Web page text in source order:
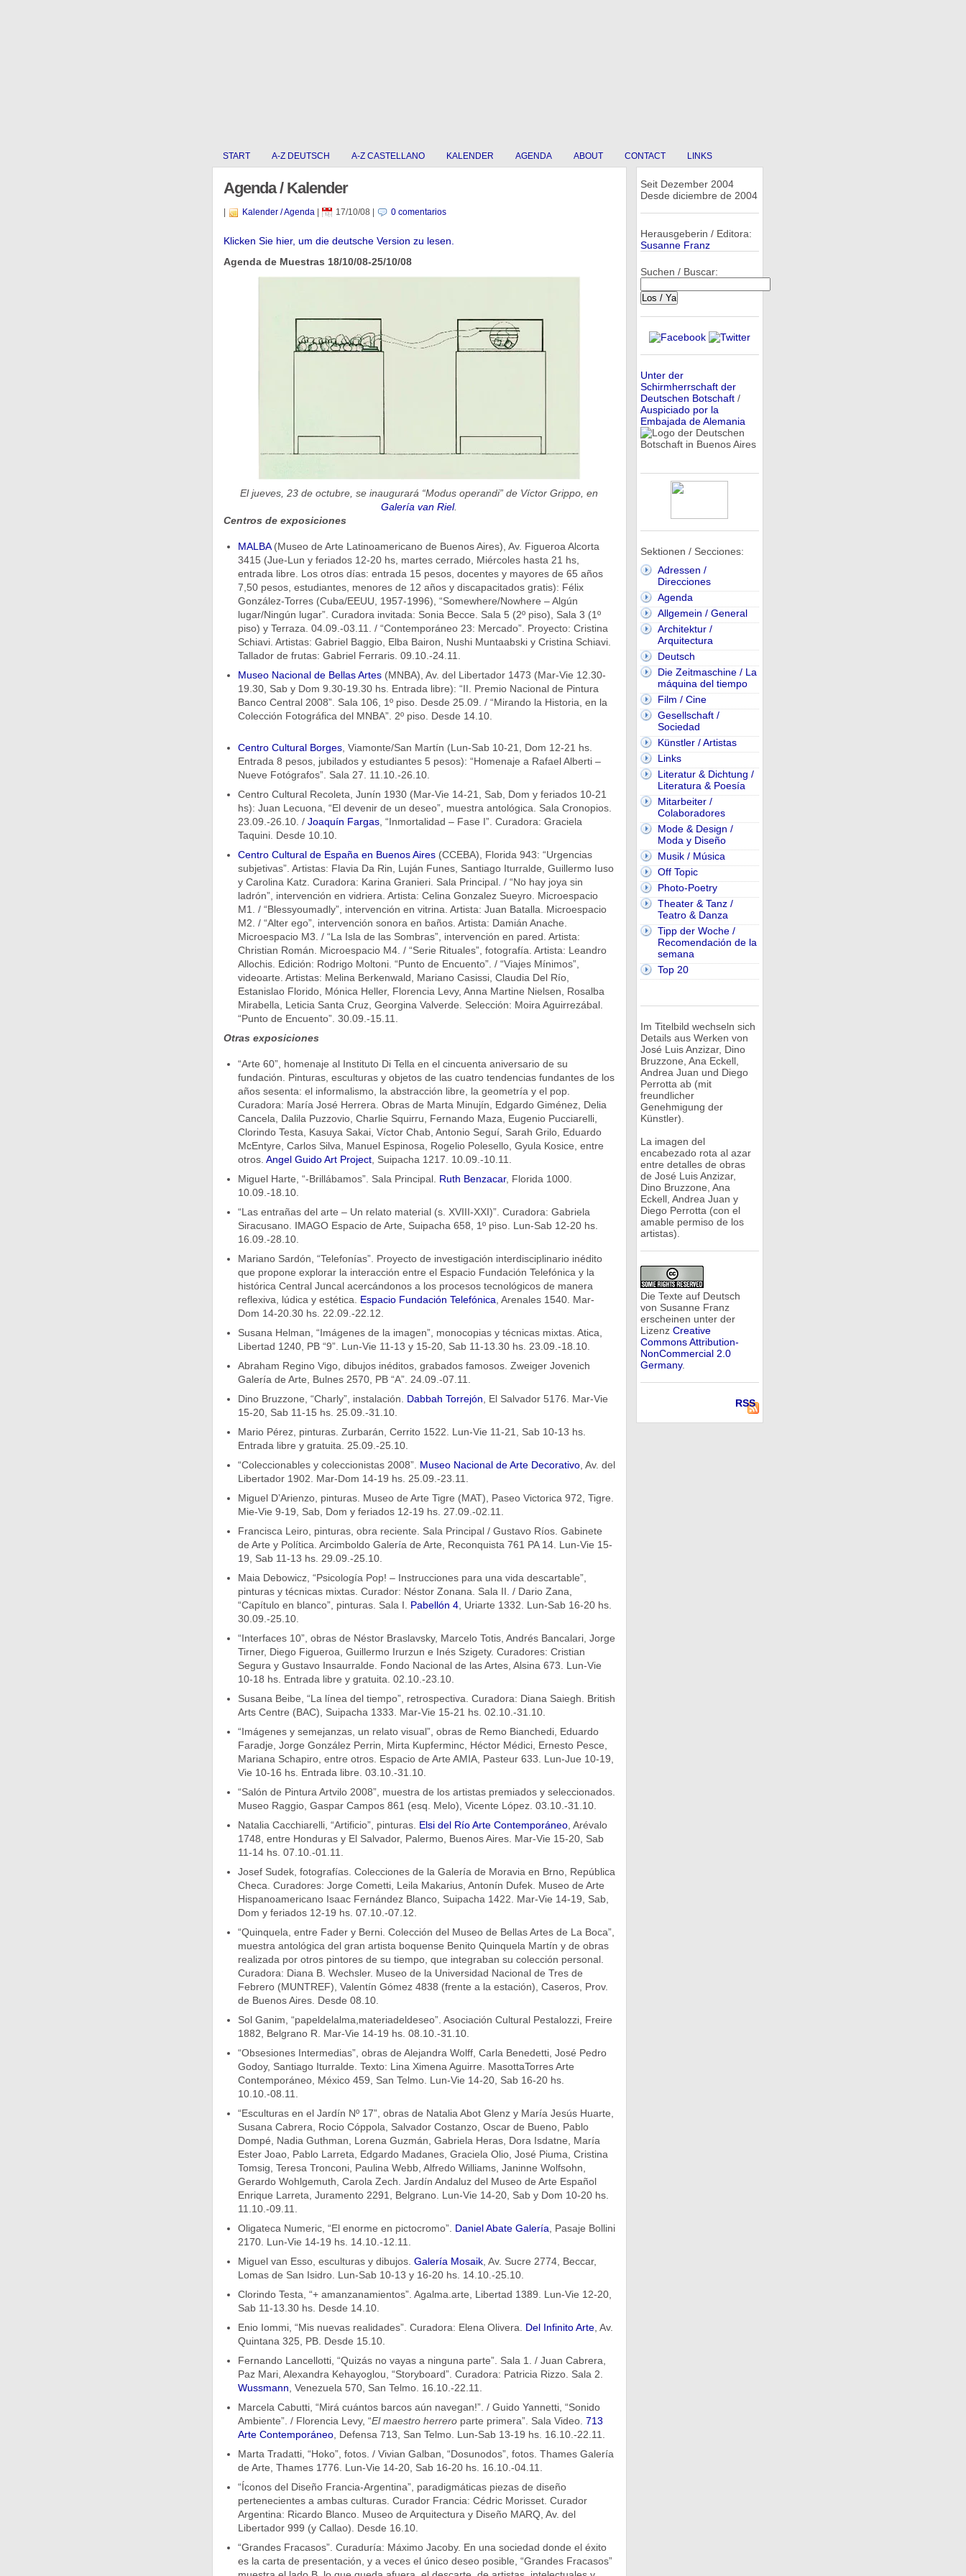
START A-Z DEUTSCH A-Z CASTELLANO KALENDER AGENDA ABOUT CONTACT LINKS
Agenda / Kalender
Kalender / Agenda| 17/10/08 0 comentarios
Klicken Sie hier, um die deutsche Version zu lesen.
Agenda de Muestras 18/10/08-25/10/08
El jueves, 23 de octubre, se inaugurará “Modus operandi” de Víctor Grippo, en
Galería van Riel.
Centros de exposiciones
MALBA(Museo de Arte Latinoamericano de Buenos Aires), Av. Figueroa Alcorta
3415 (Jue-Lun y feriados 12-20 hs, martes cerrado, Miércoles hasta 21 hs,
entrada libre. Los otros días: entrada 15 pesos, docentes y mayores de 65 años
7,50 pesos, estudiantes, menores de 12 años y discapacitados gratis): Félix
González-Torres (Cuba/EEUU, 1957-1996), “Somewhere/Nowhere – Algún
lugar/Ningún lugar”. Curadora invitada: Sonia Becce. Sala 5 (2º piso), Sala 3 (1º
piso) y Terraza. 04.09.-03.11. / “Contemporáneo 23: Mercado”. Proyecto: Cristina
Schiavi. Artistas: Gabriel Baggio, Elba Bairon, Nushi Muntaabski y Cristina Schiavi.
Tallador de frutas: Gabriel Ferraris. 09.10.-24.11.
Museo Nacional de Bellas Artes(MNBA), Av. del Libertador 1473 (Mar-Vie 12.30-
19.30, Sab y Dom 9.30-19.30 hs. Entrada libre): “II. Premio Nacional de Pintura
Banco Central 2008”. Sala 106, 1º piso. Desde 25.09. / “Mirando la Historia, en la
Colección Fotográfica del MNBA”. 2º piso. Desde 14.10.
Centro Cultural Borges, Viamonte/San Martín (Lun-Sab 10-21, Dom 12-21 hs.
Entrada 8 pesos, jubilados y estudiantes 5 pesos): “Homenaje a Rafael Alberti –
Nueve Fotógrafos”. Sala 27. 11.10.-26.10.
Centro Cultural Recoleta, Junín 1930 (Mar-Vie 14-21, Sab, Dom y feriados 10-21
hs): Juan Lecuona, “El devenir de un deseo”, muestra antológica. Sala Cronopios.
23.09.-26.10. / Joaquín Fargas, “Inmortalidad – Fase I”. Curadora: Graciela
Taquini. Desde 10.10.
Centro Cultural de España en Buenos Aires(CCEBA), Florida 943: “Urgencias
subjetivas”. Artistas: Flavia Da Rin, Luján Funes, Santiago Iturralde, Guillermo Iuso
y Carolina Katz. Curadora: Karina Granieri. Sala Principal. / “No hay joya sin
ladrón”, intervención en vidriera. Artista: Celina Gonzalez Sueyro. Microespacio
M1. / “Blessyoumadly”, intervención en vitrina. Artista: Juan Batalla. Microespacio
M2. / “Alter ego”, intervención sonora en baños. Artista: Damián Anache.
Microespacio M3. / “La Isla de las Sombras”, intervención en pared. Artista:
Christian Román. Microespacio M4. / “Serie Rituales”, fotografía. Artista: Leandro
Allochis. Edición: Rodrigo Moltoni. “Punto de Encuento”. / “Viajes Mínimos”,
videoarte. Artistas: Melina Berkenwald, Mariano Casissi, Claudia Del Río,
Estanislao Florido, Mónica Heller, Florencia Levy, Anna Martine Nielsen, Rosalba
Mirabella, Leticia Santa Cruz, Georgina Valverde. Selección: Moira Aguirrezábal.
“Punto de Encuento”. 30.09.-15.11.
Otras exposiciones
“Arte 60”, homenaje al Instituto Di Tella en el cincuenta aniversario de su
fundación. Pinturas, esculturas y objetos de las cuatro tendencias fundantes de los
años sesenta: el informalismo, la abstracción libre, la geometría y el pop.
Curadora: María José Herrera. Obras de Marta Minujín, Edgardo Giménez, Delia
Cancela, Dalila Puzzovio, Charlie Squirru, Fernando Maza, Eugenio Pucciarelli,
Clorindo Testa, Kasuya Sakai, Víctor Chab, Antonio Seguí, Sarah Grilo, Eduardo
McEntyre, Carlos Silva, Manuel Espinosa, Rogelio Polesello, Gyula Kosice, entre
otros. Angel Guido Art Project, Suipacha 1217. 10.09.-10.11.
Miguel Harte, “-Brillábamos”. Sala Principal. Ruth Benzacar, Florida 1000.
10.09.-18.10.
“Las entrañas del arte – Un relato material (s. XVIII-XXI)”. Curadora: Gabriela
Siracusano. IMAGO Espacio de Arte, Suipacha 658, 1º piso. Lun-Sab 12-20 hs.
16.09.-28.10.
Mariano Sardón, “Telefonías”. Proyecto de investigación interdisciplinario inédito
que propone explorar la interacción entre el Espacio Fundación Telefónica y la
histórica Central Juncal acercándonos a los procesos tecnológicos de manera
reflexiva, lúdica y estética. Espacio Fundación Telefónica , Arenales 1540. Mar-
Dom 14-20.30 hs. 22.09.-22.12.
Susana Helman, “Imágenes de la imagen”, monocopias y técnicas mixtas. Atica,
Libertad 1240, PB “9”. Lun-Vie 11-13 y 15-20, Sab 11-13.30 hs. 23.09.-18.10.
Abraham Regino Vigo, dibujos inéditos, grabados famosos. Zweiger Jovenich
Galería de Arte, Bulnes 2570, PB “A”. 24.09.-07.11.
Dino Bruzzone, “Charly”, instalación. Dabbah Torrejón , El Salvador 5176. Mar-Vie
15-20, Sab 11-15 hs. 25.09.-31.10.
Mario Pérez, pinturas. Zurbarán, Cerrito 1522. Lun-Vie 11-21, Sab 10-13 hs.
Entrada libre y gratuita. 25.09.-25.10.
“Coleccionables y coleccionistas 2008”. Museo Nacional de Arte Decorativo, Av. del
Libertador 1902. Mar-Dom 14-19 hs. 25.09.-23.11.
Miguel D’Arienzo, pinturas. Museo de Arte Tigre (MAT), Paseo Victorica 972, Tigre.
Mie-Vie 9-19, Sab, Dom y feriados 12-19 hs. 27.09.-02.11.
Francisca Leiro, pinturas, obra reciente. Sala Principal / Gustavo Ríos. Gabinete
de Arte y Política. Arcimboldo Galería de Arte, Reconquista 761 PA 14. Lun-Vie 15-
19, Sab 11-13 hs. 29.09.-25.10.
Maia Debowicz, “Psicología Pop! – Instrucciones para una vida descartable”,
pinturas y técnicas mixtas. Curador: Néstor Zonana. Sala II. / Dario Zana,
“Capítulo en blanco”, pinturas. Sala I. Pabellón 4, Uriarte 1332. Lun-Sab 16-20 hs.
30.09.-25.10.
“Interfaces 10”, obras de Néstor Braslavsky, Marcelo Totis, Andrés Bancalari, Jorge
Tirner, Diego Figueroa, Guillermo Irurzun e Inés Szigety. Curadores: Cristian
Segura y Gustavo Insaurralde. Fondo Nacional de las Artes, Alsina 673. Lun-Vie
10-18 hs. Entrada libre y gratuita. 02.10.-23.10.
Susana Beibe, “La línea del tiempo”, retrospectiva. Curadora: Diana Saiegh. British
Arts Centre (BAC), Suipacha 1333. Mar-Vie 15-21 hs. 02.10.-31.10.
“Imágenes y semejanzas, un relato visual”, obras de Remo Bianchedi, Eduardo
Faradje, Jorge González Perrin, Mirta Kupferminc, Héctor Médici, Ernesto Pesce,
Mariana Schapiro, entre otros. Espacio de Arte AMIA, Pasteur 633. Lun-Jue 10-19,
Vie 10-16 hs. Entrada libre. 03.10.-31.10.
“Salón de Pintura Artvilo 2008”, muestra de los artistas premiados y seleccionados.
Museo Raggio, Gaspar Campos 861 (esq. Melo), Vicente López. 03.10.-31.10.
Natalia Cacchiarelli, “Artificio”, pinturas. Elsi del Río Arte Contemporáneo, Arévalo
1748, entre Honduras y El Salvador, Palermo, Buenos Aires. Mar-Vie 15-20, Sab
11-14 hs. 07.10.-01.11.
Josef Sudek, fotografías. Colecciones de la Galería de Moravia en Brno, República
Checa. Curadores: Jorge Cometti, Leila Makarius, Antonín Dufek. Museo de Arte
Hispanoamericano Isaac Fernández Blanco, Suipacha 1422. Mar-Vie 14-19, Sab,
Dom y feriados 12-19 hs. 07.10.-07.12.
“Quinquela, entre Fader y Berni. Colección del Museo de Bellas Artes de La Boca”,
muestra antológica del gran artista boquense Benito Quinquela Martín y de obras
realizada por otros pintores de su tiempo, que integraban su colección personal.
Curadora: Diana B. Wechsler. Museo de la Universidad Nacional de Tres de
Febrero (MUNTREF), Valentín Gómez 4838 (frente a la estación), Caseros, Prov.
de Buenos Aires. Desde 08.10.
Sol Ganim, “papeldelalma,materiadeldeseo”. Asociación Cultural Pestalozzi, Freire
1882, Belgrano R. Mar-Vie 14-19 hs. 08.10.-31.10.
“Obsesiones Intermedias”, obras de Alejandra Wolff, Carla Benedetti, José Pedro
Godoy, Santiago Iturralde. Texto: Lina Ximena Aguirre. MasottaTorres Arte
Contemporáneo, México 459, San Telmo. Lun-Vie 14-20, Sab 16-20 hs.
10.10.-08.11.
“Esculturas en el Jardín Nº 17”, obras de Natalia Abot Glenz y María Jesús Huarte,
Susana Cabrera, Rocio Cóppola, Salvador Costanzo, Oscar de Bueno, Pablo
Dompé, Nadia Guthman, Lorena Guzmán, Gabriela Heras, Dora Isdatne, María
Ester Joao, Pablo Larreta, Edgardo Madanes, Graciela Olio, José Piuma, Cristina
Tomsig, Teresa Tronconi, Paulina Webb, Alfredo Williams, Janinne Wolfsohn,
Gerardo Wohlgemuth, Carola Zech. Jardín Andaluz del Museo de Arte Español
Enrique Larreta, Juramento 2291, Belgrano. Lun-Vie 14-20, Sab y Dom 10-20 hs.
11.10.-09.11.
Oligateca Numeric, “El enorme en pictocromo”. Daniel Abate Galería , Pasaje Bollini
2170. Lun-Vie 14-19 hs. 14.10.-12.11.
Miguel van Esso, esculturas y dibujos. Galería Mosaik, Av. Sucre 2774, Beccar,
Lomas de San Isidro. Lun-Sab 10-13 y 16-20 hs. 14.10.-25.10.
Clorindo Testa, “+ amanzanamientos”. Agalma.arte, Libertad 1389. Lun-Vie 12-20,
Sab 11-13.30 hs. Desde 14.10.
Enio Iommi, “Mis nuevas realidades”. Curadora: Elena Olivera. Del Infinito Arte, Av.
Quintana 325, PB. Desde 15.10.
Fernando Lancellotti, “Quizás no vayas a ninguna parte”. Sala 1. / Juan Cabrera,
Paz Mari, Alexandra Kehayoglou, “Storyboard”. Curadora: Patricia Rizzo. Sala 2.
Wussmann , Venezuela 570, San Telmo. 16.10.-22.11.
Marcela Cabutti, “Mirá cuántos barcos aún navegan!”. / Guido Yannetti, “Sonido
Ambiente”. / Florencia Levy, “El maestro herreroparte primera”. Sala Video. 713
Arte Contemporáneo, Defensa 713, San Telmo. Lun-Sab 13-19 hs. 16.10.-22.11.
Marta Tradatti, “Hoko”, fotos. / Vivian Galban, “Dosunodos”, fotos. Thames Galería
de Arte, Thames 1776. Lun-Vie 14-20, Sab 16-20 hs. 16.10.-04.11.
“Íconos del Diseño Francia-Argentina”, paradigmáticas piezas de diseño
pertenecientes a ambas culturas. Curador Francia: Cédric Morisset. Curador
Argentina: Ricardo Blanco. Museo de Arquitectura y Diseño MARQ, Av. del
Libertador 999 (y Callao). Desde 16.10.
“Grandes Fracasos”. Curaduría: Máximo Jacoby. En una sociedad donde el éxito
es la carta de presentación, y a veces el único deseo posible, “Grandes Fracasos”
Seit Dezember 2004
Desde diciembre de 2004
Herausgeberin / Editora:
Susanne Franz
Suchen / Buscar:
Unter der
Schirmherrschaft der
Deutschen Botschaft/
Auspiciado por la
Embajada de Alemania
Sektionen / Secciones:
Adressen /
Direcciones
Agenda
Allgemein / General
Architektur /
Arquitectura
Deutsch
Die Zeitmaschine / La
máquina del tiempo
Film / Cine
Gesellschaft /
Sociedad
Künstler / Artistas
Links
Literatur & Dichtung /
Literatura & Poesía
Mitarbeiter /
Colaboradores
Mode & Design /
Moda y Diseño
Musik / Música
Off Topic
Photo-Poetry
Theater & Tanz /
Teatro & Danza
Tipp der Woche /
Recomendación de la
semana
Top 20
Im Titelbild wechseln sich
Details aus Werken von
José Luis Anzizar, Dino
Bruzzone, Ana Eckell,
Andrea Juan und Diego
Perrotta ab (mit
freundlicher
Genehmigung der
Künstler).
La imagen del
encabezado rota al azar
entre detalles de obras
de José Luis Anzizar,
Dino Bruzzone, Ana
Eckell, Andrea Juan y
Diego Perrotta (con el
amable permiso de los
artistas).
Die Texte auf Deutsch
von Susanne Franz
erscheinen unter der
Lizenz Creative
Commons Attribution-
NonCommercial 2.0
Germany.
RSS